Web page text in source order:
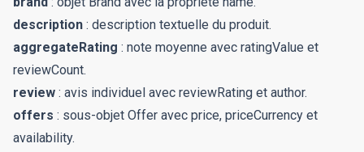
description : description textuelle du produit.
aggregateRating : note moyenne avec ratingValue et
reviewCount.
review : avis individuel avec reviewRating et author.
offers : sous-objet Offer avec price, priceCurrency et
availability.